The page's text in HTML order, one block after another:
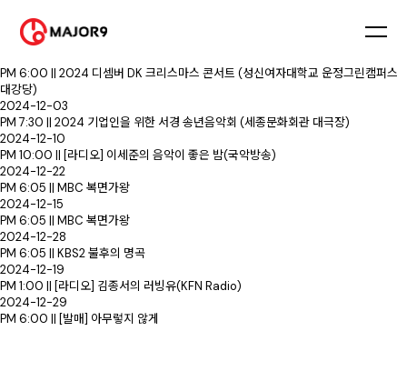
PM 8:00 || 2024 디셈버 DK 크리스마스 콘서트 (성신여자대학교 운정그린캠퍼스
대강당)
PM 6:00 || 2024 디셈버 DK 크리스마스 콘서트 (성신여자대학교 운정그린캠퍼스
대강당)
2024-12-03
PM 7:30 || 2024 기업인을 위한 서경 송년음악회 (세종문화회관 대극장)
2024-12-10
PM 10:00 || [라디오] 이세준의 음악이 좋은 밤(국악방송)
2024-12-22
PM 6:05 || MBC 복면가왕
2024-12-15
PM 6:05 || MBC 복면가왕
2024-12-28
PM 6:05 || KBS2 불후의 명곡
2024-12-19
PM 1:00 || [라디오] 김종서의 러빙유(KFN Radio)
2024-12-29
PM 6:00 || [발매] 아무렇지 않게